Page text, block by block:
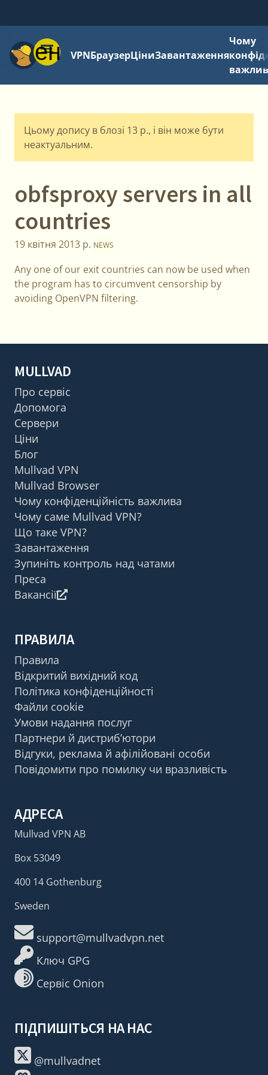
МенюVPNБраузерЦіниЗавантаження
Чому
Цьому допису в блозі 13 р., і він може бути
неактуальним.
obfsproxy servers in all
countries
19 квітня 2013 р. NEWS
Any one of our exit countries can now be used when
the program has to circumvent censorship by
avoiding OpenVPN filtering.
MULLVAD
Про сервіс
Допомога
Сервери
Ціни
Блог
Mullvad VPN
Mullvad Browser
Чому конфіденційність важлива
Чому саме Mullvad VPN?
Що таке VPN?
Завантаження
Зупиніть контроль над чатами
Преса
Вакансії
ПРАВИЛА
Правила
Відкритий вихідний код
Політика конфіденційності
Файли cookie
Умови надання послуг
Партнери й дистриб’ютори
Відгуки, реклама й афілійовані особи
Повідомити про помилку чи вразливість
АДРЕСА
Mullvad VPN AB
Box 53049
400 14 Gothenburg
Sweden
support@mullvadvpn.net
Ключ GPG
Сервіс Onion
ПІДПИШІТЬСЯ НА НАС
@mullvadnet